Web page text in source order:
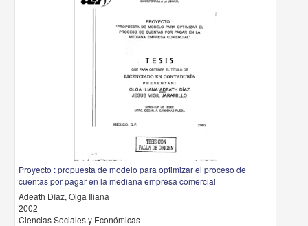
Proyecto : propuesta de modelo para optimizar el proceso de
cuentas por pagar en la mediana empresa comercial
Adeath Díaz, Olga Iliana
2002
Ciencias Sociales y Económicas